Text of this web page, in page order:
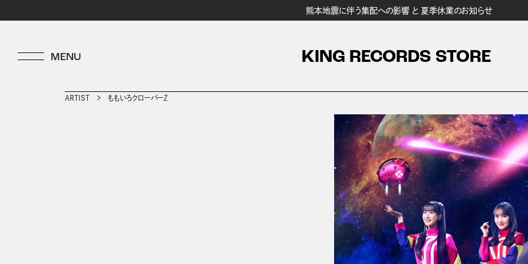
熊本地震に伴う集配への影響 と 夏季休業のお知らせ
KING RECORDS STORE
ARTIST ももいろクローバーＺ